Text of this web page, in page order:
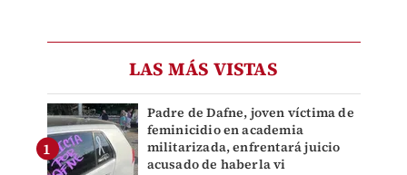
LAS MÁS VISTAS
Padre de Dafne, joven víctima de
feminicidio en academia
militarizada, enfrentará juicio
acusado de haberla vi